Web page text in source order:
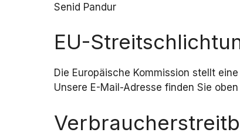
Senid Pandur
EU-
Die Europäische Kommission stellt
Unsere E-Mail-Adresse finden Sie